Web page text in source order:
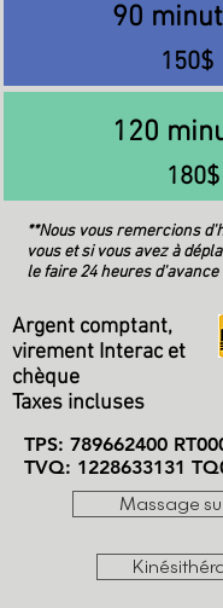
90
150$
120
180$
**Nous vous remercions
vous et si vous avez à
le faire 24 heures d'avance
Argent comptant,
virement Interac et
chèque
Taxes incluses
TPS: 789662400
TVQ: 1228633131
Massage